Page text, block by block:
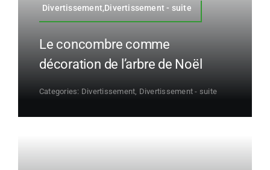
Divertissement,Divertissement - suite
Le concombre comme
décoration de l’arbre de Noël
Categories: Divertissement Divertissement - suite